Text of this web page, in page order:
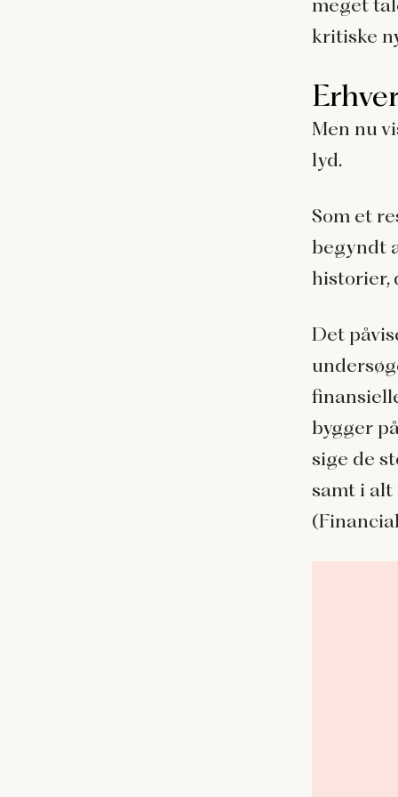
meget
kritiske
Men nu
lyd.
Som et
begyndt
historier,
Det
bygger
sige de
samt i alt